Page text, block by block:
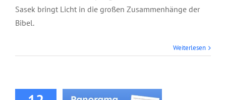
Sasek bringt Licht in die großen Zusammenhänge der
Bibel.
Weiterlesen